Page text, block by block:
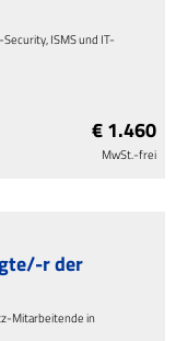
ISMS und IT-
€ 1.460
MwSt.-frei
r der
Mitarbeitende in